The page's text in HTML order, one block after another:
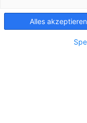
Alles akzeptieren